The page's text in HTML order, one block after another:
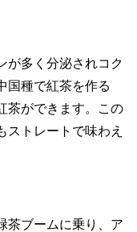
が多く分泌されコク
国種で紅茶を作る
茶ができます。この
ストレートで味わえ
茶ブームに乗り、ア